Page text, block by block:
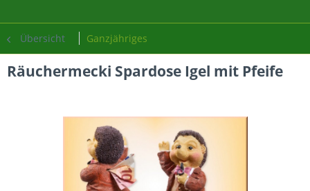
Übersicht Ganzjähriges
Räuchermecki Spardose Igel mit Pfeife